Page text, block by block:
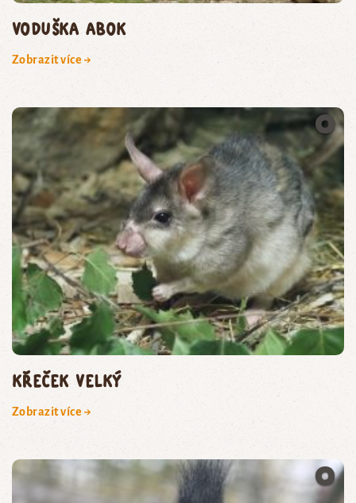
voduška abok
Zobrazit více →
Křeček velký
Zobrazit více →